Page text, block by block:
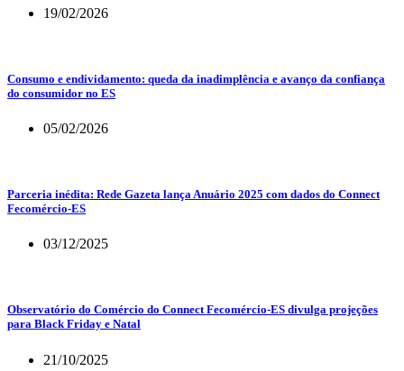
19/02/2026
Consumo e endividamento: queda da inadimplência e avanço da confiança
do consumidor no ES
05/02/2026
Parceria inédita: Rede Gazeta lança Anuário 2025 com dados do Connect
Fecomércio-ES
03/12/2025
Observatório do Comércio do Connect Fecomércio-ES divulga projeções
para Black Friday e Natal
21/10/2025